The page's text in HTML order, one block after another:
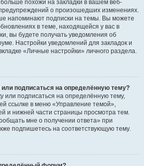
похожи на закладки в вашем веб-
о произошедших изменениях.
напоминают подписки на темы. Вы можете
в теме, находящейся у вас в
вы будете получать уведомления об
Настройки уведомлений для закладок и
«Личные настройки» личного раздела.
или подписаться на определённую тему?
или подписаться на определённую тему,
ссылке в меню «Управление темой»,
и нижней части страницы просмотра тем.
мне о получении ответа» при
подпишетесь на соответствующую тему.